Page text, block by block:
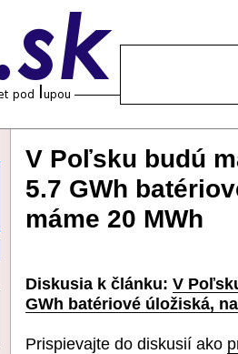
V Poľsku budú
5.7 GWh
máme 20 MWh
Diskusia k článku: V
GWh batériové úložiská,
Prispievajte do diskusií ako